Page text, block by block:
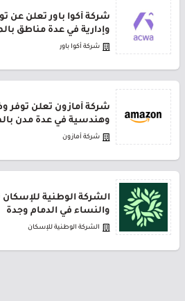
شركة أكوا باور تعلن عن
وإدارية في عدة مناطق
شركة أكوا باور
شركة أمازون تعلن توفر
وهندسية في عدة مدن
شركة أمازون
الشركة الوطنية
والنساء في الدمام وجدة
الشركة الوطنية للإسكان